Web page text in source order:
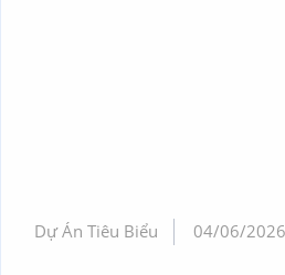
Dự Án Tiêu Biểu 04/06/2026